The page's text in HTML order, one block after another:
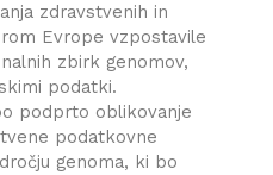
zdravstvenih in
Evrope vzpostavile
zbirk genomov,
podatki.
podprto oblikovanje
podatkovne
genoma, ki bo